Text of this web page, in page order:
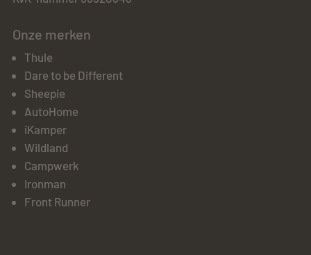
Onze merken
Thule
Dare to be Different
Sheepie
AutoHome
iKamper
Wildland
Campwerk
Ironman
Front Runner